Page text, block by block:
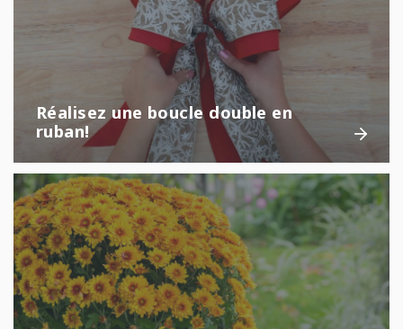
Réalisez une boucle double en
ruban!